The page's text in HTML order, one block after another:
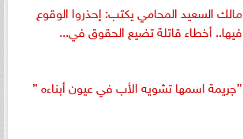
مالك السعيد المحامي يكتب: إحذروا الوقوع
فيها.. أخطاء قاتلة تضيع الحقوق في...
”جريمة اسمها تشويه الأب في عيون أبناءه ”